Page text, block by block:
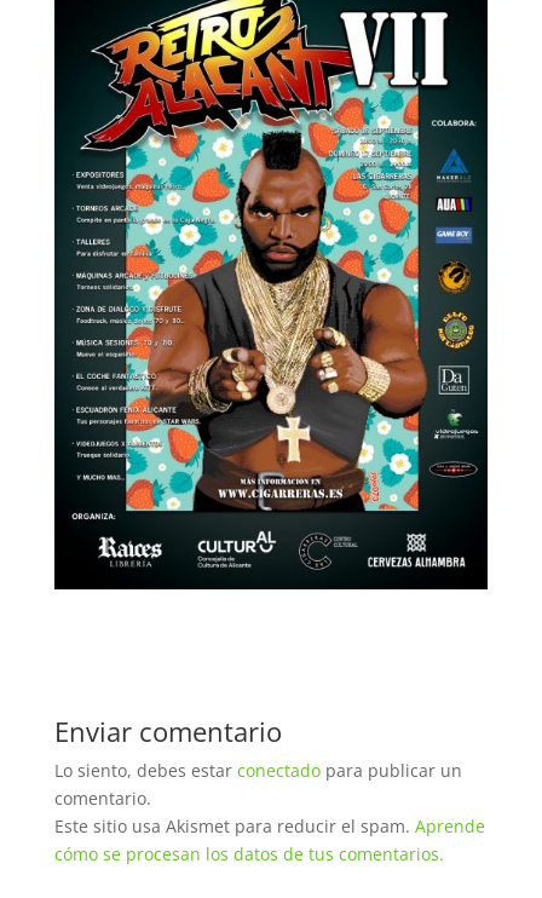
Enviar comentario
Lo siento, debes estar conectadopara publicar un
comentario.
Este sitio usa Akismet para reducir el spam. Aprende
cómo se procesan los datos de tus comentarios.